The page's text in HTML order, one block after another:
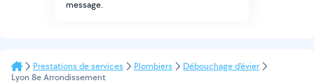
message.
Prestations de services Plombiers
Débouchage d'évier
Lyon 8e Arrondissement